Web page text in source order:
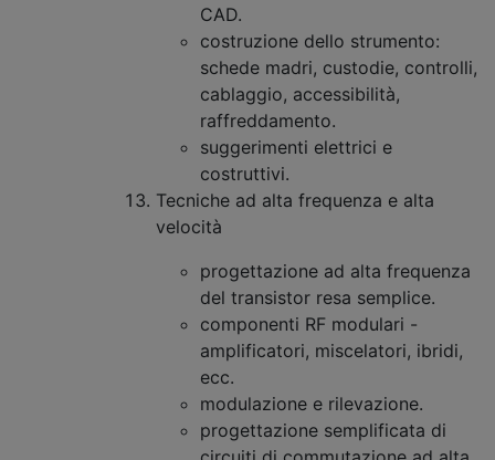
CAD.
costruzione dello strumento:
schede madri, custodie, controlli,
cablaggio, accessibilità,
raffreddamento.
suggerimenti elettrici e
costruttivi.
Tecniche ad alta frequenza e alta
velocità
progettazione ad alta frequenza
del transistor resa semplice.
componenti RF modulari -
amplificatori, miscelatori, ibridi,
ecc.
modulazione e rilevazione.
progettazione semplificata di